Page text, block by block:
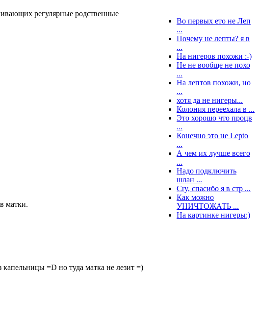
регулярные родственные
матки.
=D но туда матка не лезит =)
Во первых ето не Леп
...
Почему не лепты? я в
...
На нигеров похожи :-)
Не не вообще не похо
...
На лептов похожи, но
...
хотя да не нигеры...
Колония переехала в ...
Это хорошо что процв
...
Конечно это не Lepto
...
А чем их лучше всего
...
Надо подключить
шлан ...
Cry, спасибо я в стр ...
Как можно
УНИЧТОЖАТЬ ...
На картинке нигеры:)